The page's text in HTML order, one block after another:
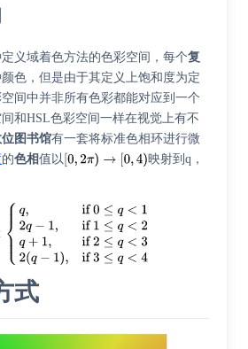
义域着色方法的色彩空间，每个复
色，但是由于其定义上饱和度为定
间中并非所有色彩都能对应到一个
和HSL色彩空间一样在视觉上有不
图书馆有一套将标准色相环进行微
的色相值以
映射到q，
式